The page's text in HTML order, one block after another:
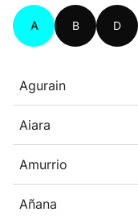
A B D
Agurain
Aiara
Amurrio
Añana